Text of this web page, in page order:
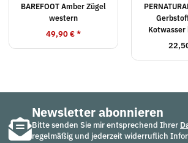
BAREFOOT Amber Zügel
western
49,90 €*
Kotwasser
Newsletter abonnieren
Bitte senden Sie mir entsprechend Ihrer
regelmäßig und jederzeit widerruflich